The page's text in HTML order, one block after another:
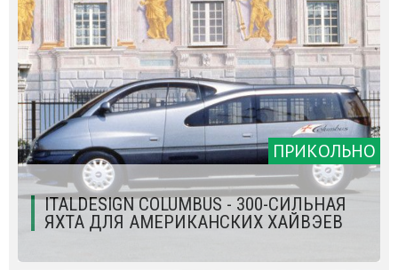
ПРИКОЛЬНО
ITALDESIGN COLUMBUS - 300-СИЛЬНАЯ
ЯХТА ДЛЯ АМЕРИКАНСКИХ ХАЙВЭЕВ